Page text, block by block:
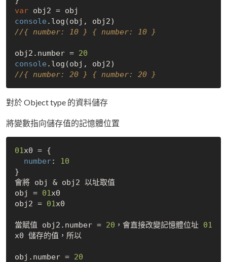
var
console
//{ number: 10 } { number: 10 }
obj2.number = 20
console
//{ number: 20 } { number: 20 }
對於 Object type 的資料儲存
將變數指向儲存值的記憶體位置
01x0 = {
number: 10
}
會將 obj & obj2 以址取值
obj = 01x0
obj2 = 01x0
當賦值 obj2.number = 20 ，會直接改變記憶體位址 01
x0 儲存的值，所以
obj.number = 20